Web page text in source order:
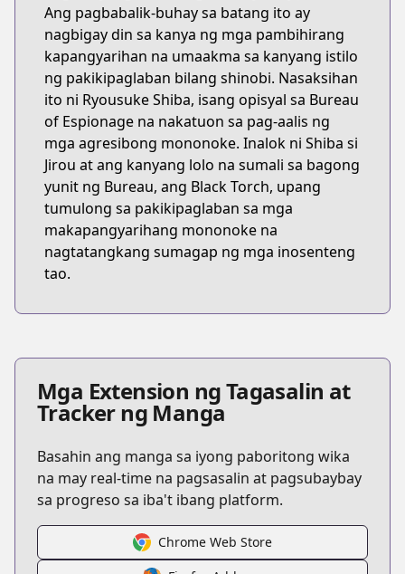
Ang pagbabalik-buhay sa batang ito ay
nagbigay din sa kanya ng mga pambihirang
kapangyarihan na umaakma sa kanyang istilo
ng pakikipaglaban bilang shinobi. Nasaksihan
ito ni Ryousuke Shiba, isang opisyal sa Bureau
of Espionage na nakatuon sa pag-aalis ng
mga agresibong mononoke. Inalok ni Shiba si
Jirou at ang kanyang lolo na sumali sa bagong
yunit ng Bureau, ang Black Torch, upang
tumulong sa pakikipaglaban sa mga
makapangyarihang mononoke na
nagtatangkang sumagap ng mga inosenteng
tao.
Mga Extension ng Tagasalin at
Tracker ng Manga
Basahin ang manga sa iyong paboritong wika
na may real-time na pagsasalin at pagsubaybay
sa progreso sa iba't ibang platform.
Chrome Web Store